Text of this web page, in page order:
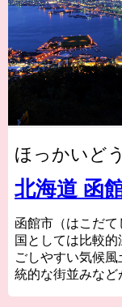
ほっかいど
北海道 函
函館市（はこだ
国としては比較
ごしやすい気候
統的な街並みなど